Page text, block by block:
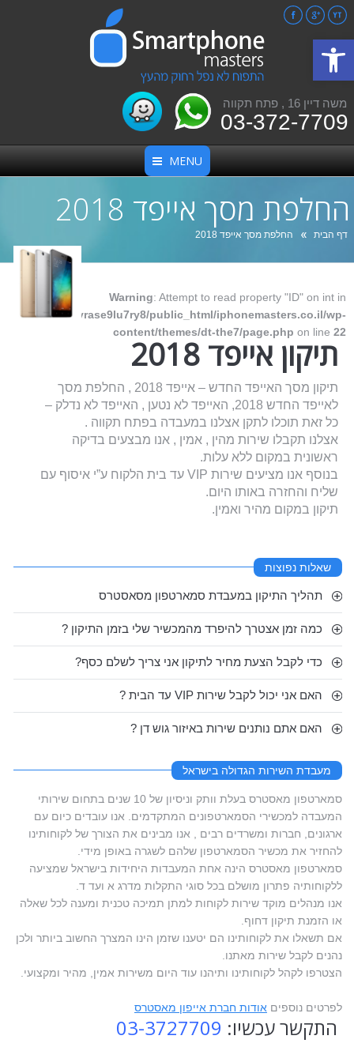
משה דיין 16 , פתח תקווה
03-372-7709
FacebookGoogle+
YouTube
MENU
החלפת מסך אייפד 2018
אתה כאן:
דף הבית החלפת מסך אייפד 2018
Warning: Attempt to read property "ID" on int in
/home/yrase9lu7ry8/public_html/iphonemasters.co.il/wp-
content/themes/dt-the7/page.php on line 22
תיקון אייפד 2018
תיקון מסך האייפד החדש – אייפד 2018 , החלפת מסך
לאייפד החדש 2018, האייפד לא נטען , האייפד לא נדלק –
כל זאת תוכלו לתקן אצלנו במעבדה בפתח תקווה .
אצלנו תקבלו שירות מהין , אמין , אנו מבצעים בדיקה
ראשונית במקום ללא עלות.
בנוסף אנו מציעים שירות VIP עד בית הלקוח ע”י איסוף עם
שליח והחזרה באותו היום.
תיקון במקום מהיר ואמין.
שאלות נפוצות
תהליך התיקון במעבדת סמארטפון מסאסטרס
כמה זמן אצטרך להיפרד מהמכשיר שלי בזמן התיקון ?
כדי לקבל הצעת מחיר לתיקון אני צריך לשלם כסף?
האם אני יכול לקבל שירות VIP עד הבית ?
האם אתם נותנים שירות באיזור גוש דן ?
מעבדת השירות הגדולה בישראל
סמארטפון מאסטרס בעלת וותק וניסיון של 10 שנים בתחום שירותי
המעבדה למכשירי הסמארטפונים המתקדמים. אנו עובדים כיום עם
ארגונים, חברות ומשרדים רבים , אנו מבינים את הצורך של לקוחותינו
להחזיר את מכשיר הסמארטפון שלהם לשגרה באופן מידי.
סמארטפון מאסטרס הינה אחת המעבדות היחידות בישראל שמציעה
ללקוחותיה פתרון מושלם בכל סוגי התקלות מדרג א ועד ד.
אנו מנהלים מוקד שירות לקוחות למתן תמיכה טכנית ומענה לכל שאלה
או הזמנת תיקון דחוף.
אם תשאלו את לקוחותינו הם יטענו שזמן הינו המצרך החשוב ביותר ולכן
נהנים לקבל שירות מאתנו.
הצטרפו לקהל לקוחותינו ותיהנו עוד היום משירות אמין, מהיר ומקצועי.
לפרטים נוספים אודות חברת אייפון מאסטרס
התקשר עכשיו: 03-3727709
פתח סרגל נגישות